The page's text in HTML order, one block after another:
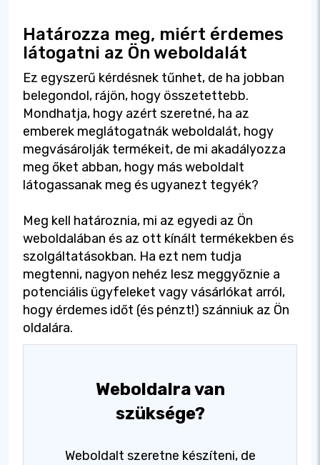
Határozza meg, miért érdemes
látogatni az Ön weboldalát
Ez egyszerű kérdésnek tűnhet, de ha jobban
belegondol, rájön, hogy összetettebb.
Mondhatja, hogy azért szeretné, ha az
emberek meglátogatnák weboldalát, hogy
megvásárolják termékeit, de mi akadályozza
meg őket abban, hogy más weboldalt
látogassanak meg és ugyanezt tegyék?
Meg kell határoznia, mi az egyedi az Ön
weboldalában és az ott kínált termékekben és
szolgáltatásokban. Ha ezt nem tudja
megtenni, nagyon nehéz lesz meggyőznie a
potenciális ügyfeleket vagy vásárlókat arról,
hogy érdemes időt (és pénzt!) szánniuk az Ön
oldalára.
Weboldalra van
szüksége?
Weboldalt szeretne készíteni, de